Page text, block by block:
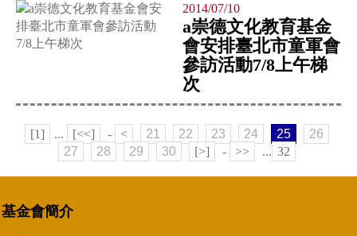
2014/07/10
a崇德文化教育基金
會安排臺北市童軍會
參訪活動7/8上午梯
次
[1] ... [<<] - < 21 22 23 24 25
26
27
28 29 30 [>] - >> ... 32
基金會簡介